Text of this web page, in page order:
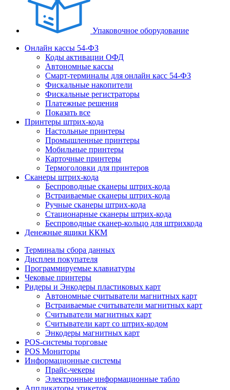
Упаковочное оборудование
Онлайн кассы 54-ФЗ
Коды активации ОФД
Автономные кассы
Смарт-терминалы для онлайн касс 54-ФЗ
Фискальные накопители
Фискальные регистраторы
Платежные решения
Показать все
Принтеры штрих-кода
Настольные принтеры
Промышленные принтеры
Мобильные принтеры
Карточные принтеры
Термоголовки для принтеров
Сканеры штрих-кода
Беспроводные сканеры штрих-кода
Встраиваемые сканеры штрих-кода
Ручные сканеры штрих-кода
Стационарные сканеры штрих-кода
Беспроводные сканер-кольцо для штрихкода
Денежные ящики ККМ
Терминалы сбора данных
Дисплеи покупателя
Программируемые клавиатуры
Чековые принтеры
Ридеры и Энкодеры пластиковых карт
Автономные считыватели магнитных карт
Встраиваемые считыватели магнитных карт
Считыватели магнитных карт
Считыватели карт со штрих-кодом
Энкодеры магнитных карт
POS-системы торговые
POS Мониторы
Информационные системы
Прайс-чекеры
Электронные информационные табло
Аппликаторы этикеток